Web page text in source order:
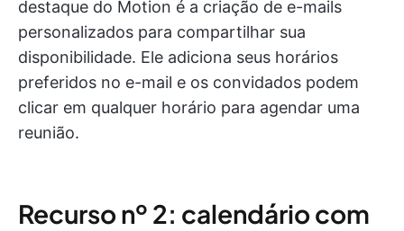
destaque do Motion é a criação de e-mails
personalizados para compartilhar sua
disponibilidade. Ele adiciona seus horários
preferidos no e-mail e os convidados podem
clicar em qualquer horário para agendar uma
reunião.
Recurso nº 2: calendário com